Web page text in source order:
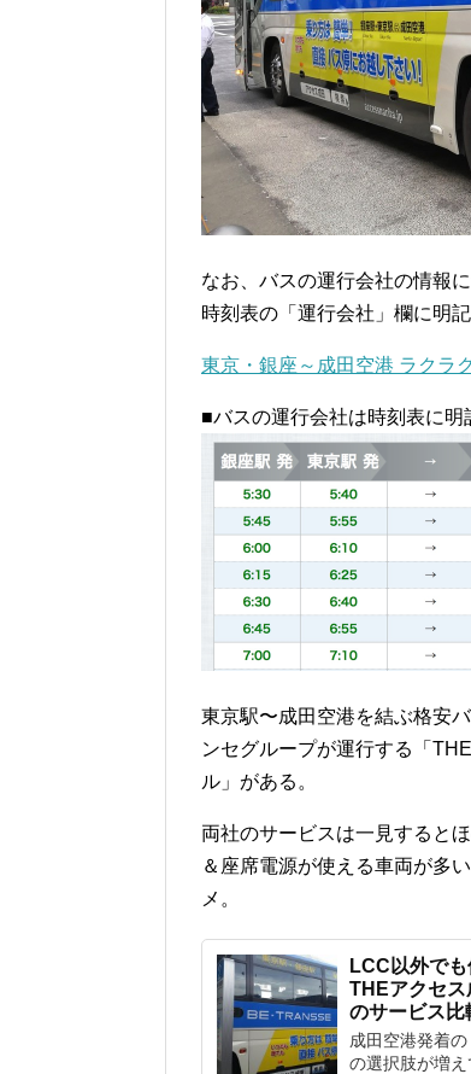
なお、バスの運行会社の情報
時刻表の「運行会社」欄に明記
東京・銀座～成田空港 ラクラ
■バスの運行会社は時刻表に明
東京駅〜成田空港を結ぶ格安
ンセグループが運行する「
ル」がある。
両社のサービスは一見すると
＆座席電源が使える車両が多
メ。
LCC以外で
THEアクセ
のサービス比
成田空港発着
の選択肢が増